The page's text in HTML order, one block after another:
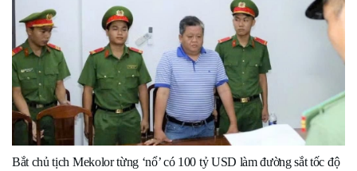
Bắt chủ tịch Mekolor từng ‘nổ’ có 100 tỷ USD làm đường sắt tốc độ